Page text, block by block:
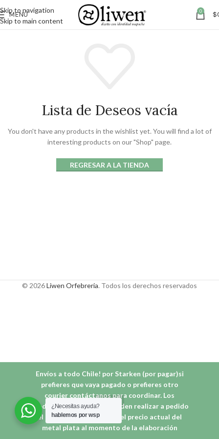
Envíos a todo Chile! por Starken (por pagar)si
prefieres que vaya pagado o prefieres otro
courier contáctanos para coordinar. Los
productos agotados se pueden realizar a pedido
el precio se calcula según el precio actual del
metal plata al momento de la elaboración
Skip to navigation
Skip to main content
MENÚ 0 $
Lista de Deseos vacía
You don't have any products in the wishlist yet. You will find a lot of
interesting products on our "Shop" page.
REGRESAR A LA TIENDA
© 2026Liwen Orfebreria. Todos los derechos reservados
¿Necesitas ayuda?
hablemos por wsp